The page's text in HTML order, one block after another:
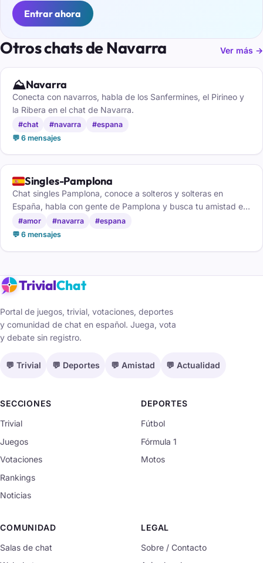
Entrar ahora
Otros chats de Navarra Ver más →
⛰️Navarra
Conecta con navarros, habla de los Sanfermines, el Pirineo y
la Ribera en el chat de Navarra.
#chat #navarra
#espana
💬 6 mensajes
🇪🇸Singles-Pamplona
Chat singles Pamplona, conoce a solteros y solteras en
España, habla con gente de Pamplona y busca tu amistad en
internet.
#amor #navarra
#espana
💬 6 mensajes
TrivialChat
Portal de juegos, trivial, votaciones, deportes
y comunidad de chat en español. Juega, vota
y debate sin registro.
💬 Trivial 💬 Deportes 💬 Amistad 💬 Actualidad
SECCIONES
Trivial
Juegos
Votaciones
Rankings
Noticias
DEPORTES
Fútbol
Fórmula 1
Motos
COMUNIDAD
Salas de chat
LEGAL
Sobre / Contacto